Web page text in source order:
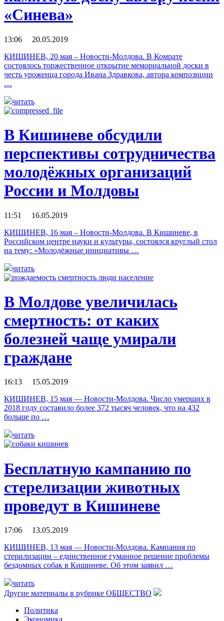
«Синева»
13:06 20.05.2019
КИШИНЕВ, 20 мая – Новости-Молдова. В Комрате
состоялось торжественное открытие мемориальной доски в
честь уроженца города Ивана Здравкова, автора композиции
…
читать
В Кишиневе обсудили
перспективы сотрудничества
молодёжных организаций
России и Молдовы
11:51 16.05.2019
КИШИНЕВ, 16 мая – Новости-Молдова. В Кишиневе, в
Российском центре науки и культуры, состоялся круглый стол
на тему: «Молодёжные инициативы …
читать
В Молдове увеличилась
смертность: от каких
болезней чаще умирали
граждане
16:13 15.05.2019
КИШИНЕВ, 15 мая — Новости-Молдова. Число умерших в
2018 году составило более 372 тысяч человек, что на 432
больше по …
читать
Бесплатную кампанию по
стерелизации животных
проведут в Кишиневе
17:06 13.05.2019
КИШИНЕВ, 13 мая — Новости-Молдова. Кампания по
стерилизации – единственное гуманное решение проблемы
бездомных собак в Кишиневе. Об этом заявил …
читать
Другие материалы в рубрике ОБЩЕСТВО
Политика